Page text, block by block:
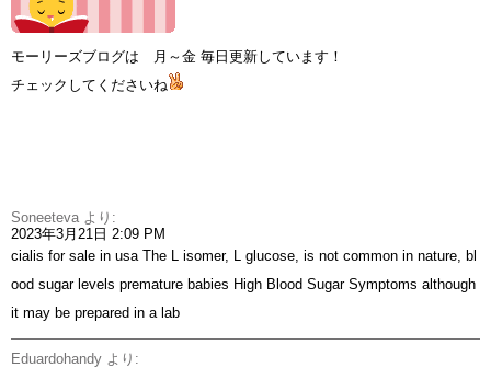
モーリーズブログは 月～金 毎日更新しています！
チェックしてくださいね
Soneeteva より:
2023年3月21日 2:09 PM
cialis for sale in usa The L isomer, L glucose, is not common in nature, bl
ood sugar levels premature babies High Blood Sugar Symptoms although
it may be prepared in a lab
Eduardohandy より: